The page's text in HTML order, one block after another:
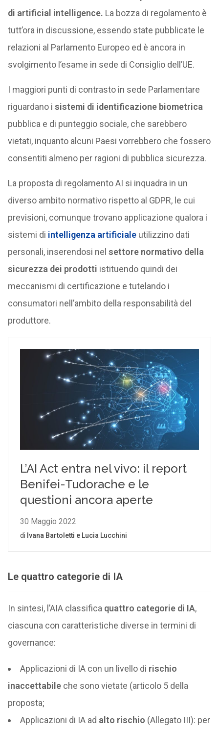
di artificial intelligence. La bozza di regolamento è
tutt’ora in discussione, essendo state pubblicate le
relazioni al Parlamento Europeo ed è ancora in
svolgimento l’esame in sede di Consiglio dell’UE.
I maggiori punti di contrasto in sede Parlamentare
riguardano i sistemi di identificazione biometrica
pubblica e di punteggio sociale, che sarebbero
vietati, inquanto alcuni Paesi vorrebbero che fossero
consentiti almeno per ragioni di pubblica sicurezza.
La proposta di regolamento AI si inquadra in un
diverso ambito normativo rispetto al GDPR, le cui
previsioni, comunque trovano applicazione qualora i
sistemi di intelligenza artificialeutilizzino dati
personali, inserendosi nel settore normativo della
sicurezza dei prodotti istituendo quindi dei
meccanismi di certificazione e tutelando i
consumatori nell’ambito della responsabilità del
produttore.
Le quattro categorie di IA
In sintesi, l’AIA classifica quattro categorie di IA,
ciascuna con caratteristiche diverse in termini di
governance:
Applicazioni di IA con un livello di rischio
inaccettabileche sono vietate (articolo 5 della
proposta;
Applicazioni di IA ad alto rischio (Allegato III): per